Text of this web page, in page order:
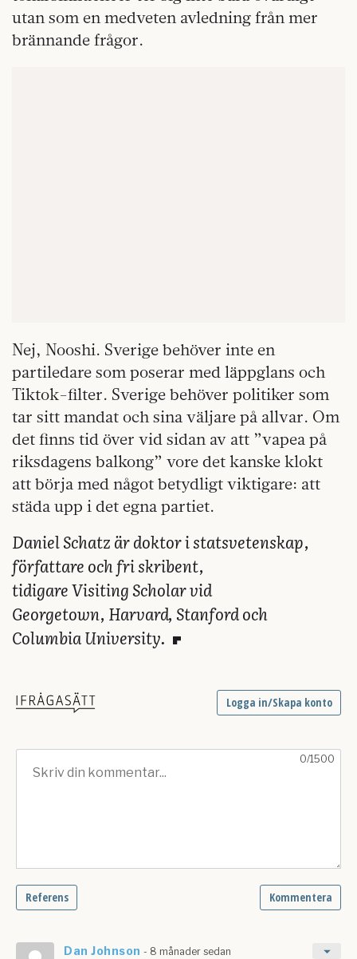
utan som en medveten avledning från mer
brännande frågor.
Nej, Nooshi. Sverige behöver inte en
partiledare som poserar med läppglans och
Tiktok-filter. Sverige behöver politiker som
tar sitt mandat och sina väljare på allvar. Om
det finns tid över vid sidan av att ”vapea på
riksdagens balkong” vore det kanske klokt
att börja med något betydligt viktigare: att
städa upp i det egna partiet.
Daniel Schatz är doktor i statsvetenskap,
författare och fri skribent,
tidigare Visiting Scholar vid
Georgetown, Harvard, Stanford och
Columbia University.